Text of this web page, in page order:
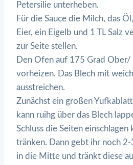
Petersilie unterheben.
Für die Sauce die Milch, das
Eier, ein Eigelb und 1 TL Salz
zur Seite stellen.
Den Ofen auf 175 Grad
vorheizen. Das Blech mit
ausstreichen.
Zunächst ein großen
kann ruihg über das Blech
Schluss die Seiten einschlagen
tränken. Dann gebt ihr noch
in die Mitte und tränkt diese